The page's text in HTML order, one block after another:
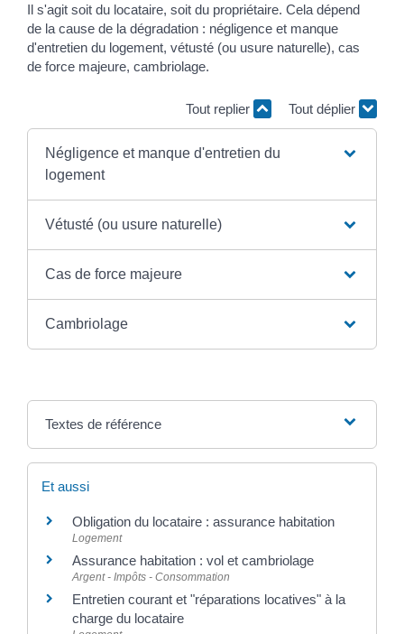
Il s'agit soit du locataire, soit du propriétaire. Cela dépend
de la cause de la dégradation : négligence et manque
d'entretien du logement, vétusté (ou usure naturelle), cas
de force majeure, cambriolage.
Tout replier Tout déplier
Négligence et manque d'entretien du
logement
Vétusté (ou usure naturelle)
Cas de force majeure
Cambriolage
Textes de référence
Et aussi
Obligation du locataire : assurance habitation
Logement
Assurance habitation : vol et cambriolage
Argent - Impôts - Consommation
Entretien courant et "réparations locatives" à la
charge du locataire